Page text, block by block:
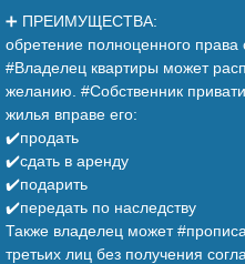
➕ ПРЕИМУЩЕСТВА:
обретение полноценного права
#Владелец квартиры может
желанию. #Собственник
жилья вправе его:
✔️продать
✔️сдать в аренду
✔️подарить
✔️передать по наследству
Также владелец может
третьих лиц без получения